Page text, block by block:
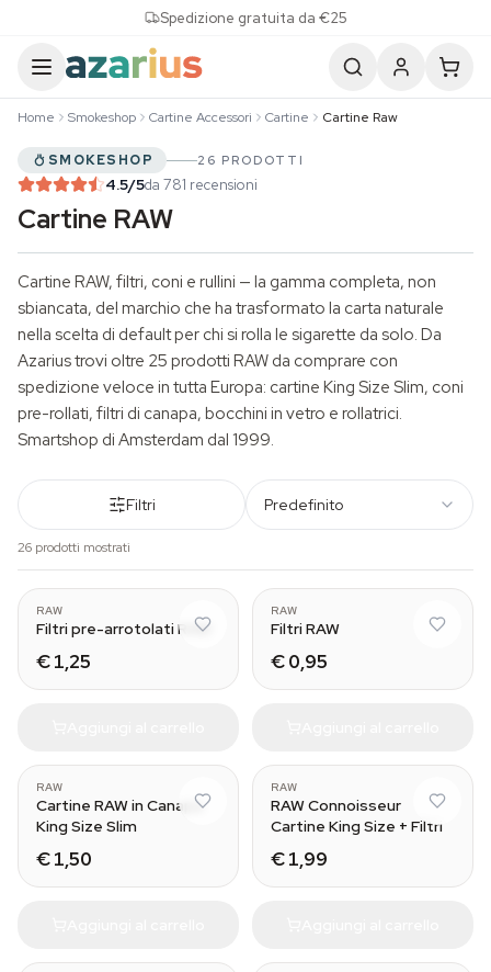
Spedizione gratuita da €25
Home Smokeshop Cartine Accessori Cartine Cartine Raw
SMOKESHOP 26 PRODOTTI
4.5/5da 781 recensioni
Cartine RAW
Cartine RAW, filtri, coni e rullini — la gamma completa, non
sbiancata, del marchio che ha trasformato la carta naturale
nella scelta di default per chi si rolla le sigarette da solo. Da
Azarius trovi oltre 25 prodotti RAW da comprare con
spedizione veloce in tutta Europa: cartine King Size Slim, coni
pre-rollati, filtri di canapa, bocchini in vetro e rollatrici.
Smartshop di Amsterdam dal 1999.
Filtri Predefinito
26 prodotti mostrati
RAW
Filtri pre-arrotolati RAW
€ 1,25
RAW
Filtri RAW
€ 0,95
RAW
Cartine RAW in Canapa
King Size Slim
€ 1,50
RAW
RAW Connoisseur
Cartine King Size + Filtri
€ 1,99